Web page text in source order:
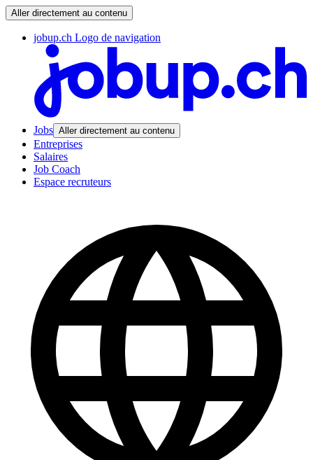
Aller directement au contenu
jobup.ch Logo de navigation
Jobs Aller directement au contenu
Entreprises
Salaires
Job Coach
Espace recruteurs